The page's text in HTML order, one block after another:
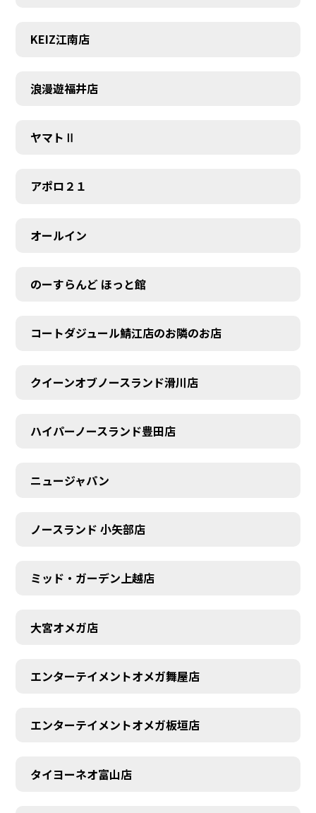
KEIZ江南店
浪漫遊福井店
ヤマトⅡ
アポロ２１
オールイン
のーすらんど ほっと館
コートダジュール鯖江店のお隣のお店
クイーンオブノースランド滑川店
ハイパーノースランド豊田店
ニュージャパン
ノースランド 小矢部店
ミッド・ガーデン上越店
大宮オメガ店
エンターテイメントオメガ舞屋店
エンターテイメントオメガ板垣店
タイヨーネオ富山店